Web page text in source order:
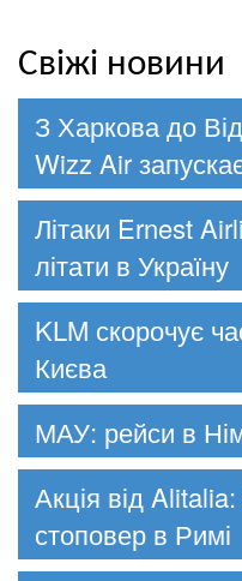
Свіжі новини
З Харкова до
Wizz Air
Літаки Ernest
літати в Україну
KLM скорочує
Києва
МАУ: рейси в
Акція від
стоповер в Римі